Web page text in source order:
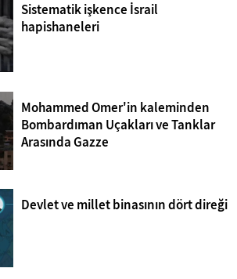
Sistematik işkence İsrail
hapishaneleri
Mohammed Omer'in kaleminden
Bombardıman Uçakları ve Tanklar
Arasında Gazze
Devlet ve millet binasının dört direği